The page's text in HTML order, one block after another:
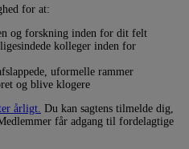
for at:
og forskning inden for dit felt
kolleger inden for
uformelle rammer
og blive klogere
årligt. Du kan sagtens tilmelde dig,
får adgang til fordelagtige